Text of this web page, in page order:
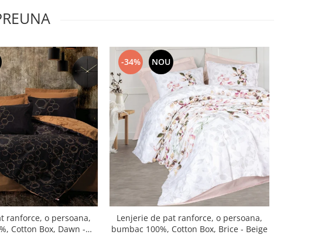
ranforce, o persoana,
Cotton Box, Dawn -
-34% NOU
Lenjerie de pat ranforce, o persoana,
bumbac 100%, Cotton Box, Brice - Beige